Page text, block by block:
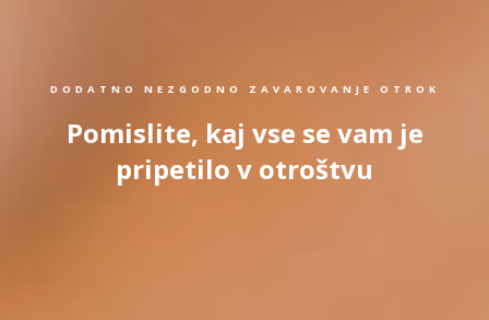
DODATNO NEZGODNO ZAVAROVANJE OTROK
Pomislite, kaj vse se vam je
pripetilo v otroštvu